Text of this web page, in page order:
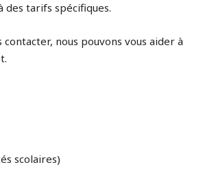
des tarifs spécifiques.
contacter, nous pouvons vous aider à
scolaires)